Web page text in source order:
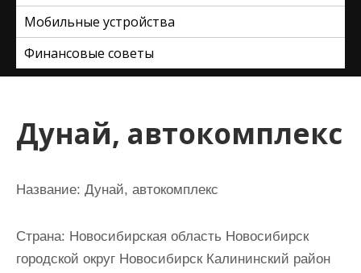
и
Мобильные устройства
Финансовые советы
Дунай, автокомплекс
Название: Дунай, автокомплекс
Страна: Новосибирская область Новосибирск
городской округ Новосибирск Калининский район